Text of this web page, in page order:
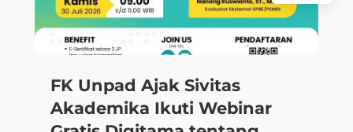
FK Unpad Ajak Sivitas
Akademika Ikuti Webinar